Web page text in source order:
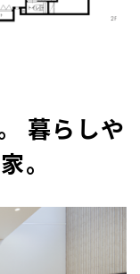
暮らしや
。